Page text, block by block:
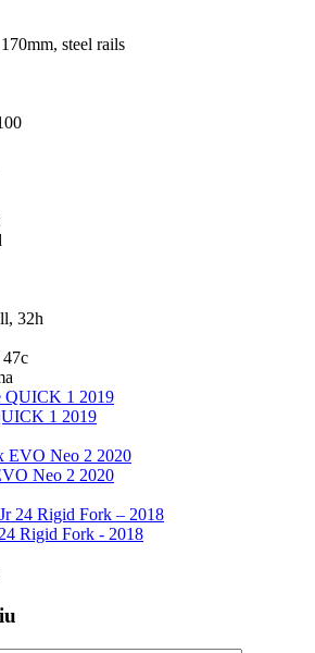
steel rails
32h
1 2019
Neo 2 2020
Rigid Fork - 2018